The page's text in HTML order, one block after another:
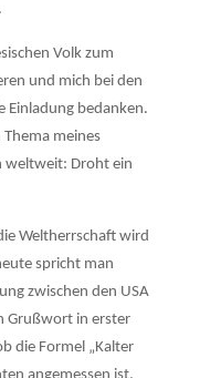
Volk zum
und mich bei den
Einladung bedanken.
meines
weltweit: Droht ein
Weltherrschaft wird
spricht man
zwischen den USA
Grußwort in erster
die Formel „Kalter